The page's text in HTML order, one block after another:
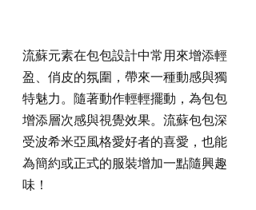
流蘇元素在包包設計中常用來增添輕
盈、俏皮的氛圍，帶來一種動感與獨
特魅力。隨著動作輕輕擺動，為包包
增添層次感與視覺效果。流蘇包包深
受波希米亞風格愛好者的喜愛，也能
為簡約或正式的服裝增加一點隨興趣
味！